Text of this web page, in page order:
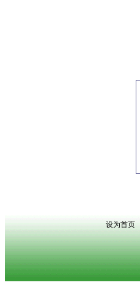
设为首页